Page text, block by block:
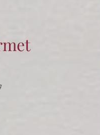
Sternen, basierend auf